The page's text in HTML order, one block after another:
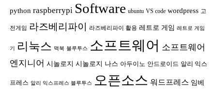
python raspberrypi Software ubuntu VS code wordpress 고
전게임 라즈베리파이 라즈베리파이 활용 레트로 게임 레트로 게임
기 리눅스 맥북 블루투스 소프트웨어 소프트웨어
엔지니어 시놀로지 시놀로지 나스 아두이노 안드로이드 알리 익스
프레스 알리 익스프레스 블루투스 오픈소스 워드프레스 임베